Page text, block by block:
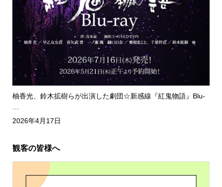
柚香光、鈴木拡樹らが出演した劇団☆新感線『紅鬼物語』Blu-
…
2026年4月17日
観客の皆様へ